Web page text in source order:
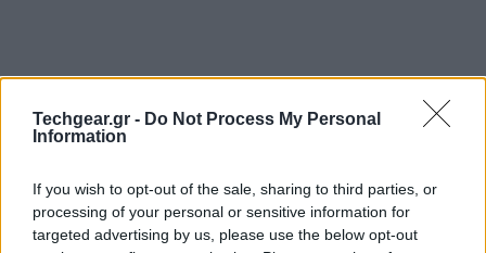
Techgear.gr - Do Not Process My Personal
Information
If you wish to opt-out of the sale, sharing to third parties, or
processing of your personal or sensitive information for
targeted advertising by us, please use the below opt-out